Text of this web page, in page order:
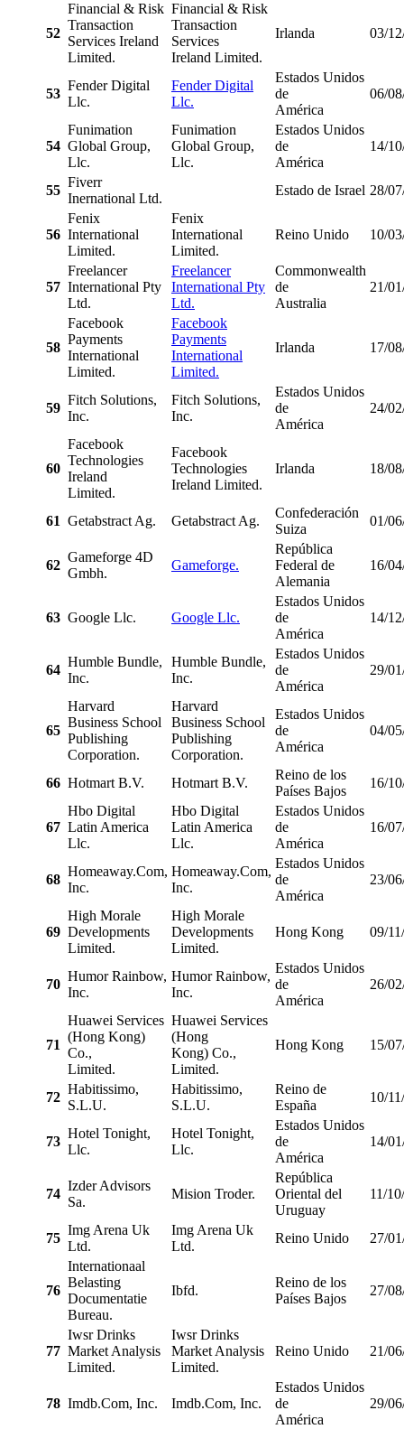
52
Financial & Risk
Transaction
Services Ireland
Limited.
Financial & Risk
Transaction
Services
Ireland Limited.
Irlanda 03/
53
Fender Digital
Llc.
Fender Digital
Llc.
Estados Unidos
de
América
06/
54
Funimation
Global Group,
Llc.
Funimation
Global Group,
Llc.
Estados Unidos
de
América
14/
55
Fiverr
Inernational Ltd.
Estado de Israel 28/
56
Fenix
International
Limited.
Fenix
International
Limited.
Reino Unido 10/
57
Freelancer
International Pty
Ltd.
Freelancer
International Pty
Ltd.
Commonwealth
de
Australia
21/
58
Facebook
Payments
International
Limited.
Facebook
Payments
International
Limited.
Irlanda 17/
59
Fitch Solutions,
Inc.
Fitch Solutions,
Inc.
Estados Unidos
de
América
24/
60
Facebook
Technologies
Ireland
Limited.
Facebook
Technologies
Ireland Limited.
Irlanda 18/
61 Getabstract Ag. Getabstract Ag.
Confederación
Suiza
01/
62
Gameforge 4D
Gmbh.
Gameforge.
República
Federal de
Alemania
16/
63 Google Llc. Google Llc.
Estados Unidos
de
América
14/
64
Humble Bundle,
Inc.
Humble Bundle,
Inc.
Estados Unidos
de
América
29/
65
Harvard
Business School
Publishing
Corporation.
Harvard
Business School
Publishing
Corporation.
Estados Unidos
de
América
04/
66 Hotmart B.V. Hotmart B.V.
Reino de los
Países Bajos
16/
67
Hbo Digital
Latin America
Llc.
Hbo Digital
Latin America
Llc.
Estados Unidos
de
América
16/
68
Homeaway.Com,
Inc.
Homeaway.Com,
Inc.
Estados Unidos
de
América
23/
69
High Morale
Developments
Limited.
High Morale
Developments
Limited.
Hong Kong 09/
70
Humor Rainbow,
Inc.
Humor Rainbow,
Inc.
Estados Unidos
de
América
26/
71
Huawei Services
(Hong Kong)
Co.,
Limited.
Huawei Services
(Hong
Kong) Co.,
Limited.
Hong Kong 15/
72
Habitissimo,
S.L.U.
Habitissimo,
S.L.U.
Reino de
España
10/
73
Hotel Tonight,
Llc.
Hotel Tonight,
Llc.
Estados Unidos
de
América
14/
74
Izder Advisors
Sa.
Mision Troder.
República
Oriental del
Uruguay
11/
75
Img Arena Uk
Ltd.
Img Arena Uk
Ltd.
Reino Unido 27/
76
Internationaal
Belasting
Documentatie
Bureau.
Ibfd.
Reino de los
Países Bajos
27/
77
Iwsr Drinks
Market Analysis
Limited.
Iwsr Drinks
Market Analysis
Limited.
Reino Unido 21/
78 Imdb.Com, Inc. Imdb.Com, Inc.
Estados Unidos
de
América
29/